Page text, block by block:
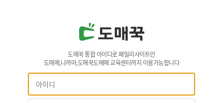
도매꾹 통합 아이디로 패밀리사이트인
도매매,나까마,도매꾹도매매 교육센터까지 이용가능합니다